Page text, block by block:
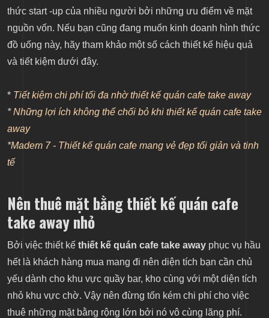
thức start -up của nhiều người bởi những ưu điểm về mặt
nguồn vốn. Nếu bạn cũng đang muốn kinh doanh hình thức
đồ uống này, hãy tham khảo một số cách thiết kế hiệu quả
và tiết kiệm dưới đây.
* Tiết kiệm chi phí tối đa nhờ thiết kế quán cafe take away
*Những lợi ích không thể chối bỏ khi thiết kế quán cafe take
away
*Madem 7 - Thiết kế quán cafe mang vẻ đẹp tối giản và tinh
tế
Nên thuê mặt bằng thiết kế quán cafe
take away nhỏ
Bởi việc thiết kế thiết kế quán cafe take away phục vụ hầu
hết là khách hàng mua mang đi nên diện tích bạn cần chủ
yếu dành cho khu vực quầy bar, kho cùng với một diện tích
nhỏ khu vực chờ. Vậy nên đừng tốn kém chi phí cho việc
thuê những mặt bằng rộng lớn bởi nó vô cùng lãng phí.